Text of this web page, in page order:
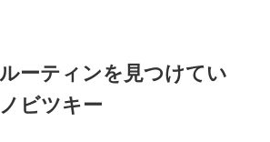
ルーティンを見つけてい
ビツキー